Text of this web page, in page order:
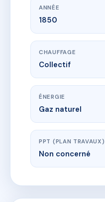
ANNÉE
1850
CHAUFFAGE
Collectif
ÉNERGIE
Gaz naturel
PPT (PLAN TRAVAUX)
Non concerné